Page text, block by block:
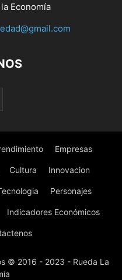
Economía
Empresas
Cultura Innovacion
Personajes
Indicadores Económicos
© 2016 - 2023 - Rueda La